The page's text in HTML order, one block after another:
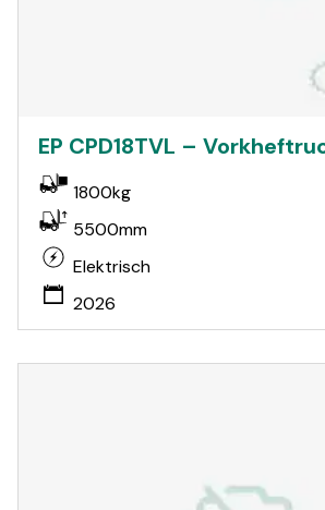
EP CPD18TVL –
1800kg
5500mm
Elektrisch
2026